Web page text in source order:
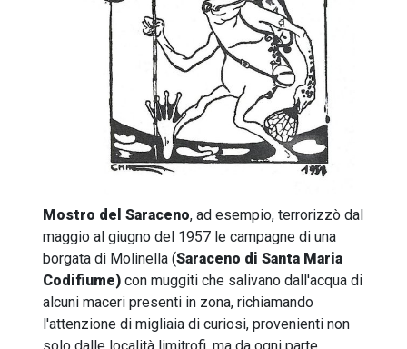
Mostro del Saraceno, ad esempio, terrorizzò dal
maggio al giugno del 1957 le campagne di una
borgata di Molinella (Saraceno di Santa Maria
Codifiume) con muggiti che salivano dall'acqua di
alcuni maceri presenti in zona, richiamando
l'attenzione di migliaia di curiosi, provenienti non